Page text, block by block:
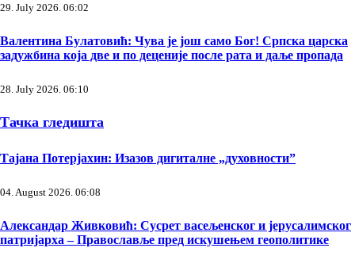
29. July 2026. 06:02
Валентина Булатовић: Чува је још само Бог! Српска царска
задужбина која две и по деценије после рата и даље пропада
28. July 2026. 06:10
Тачка гледишта
Тајана Потерјахин: Изазов дигиталне „духовности”
04. August 2026. 06:08
Александар Живковић: Сусрет васељенског и јерусалимског
патријарха – Православље пред искушењем геополитике